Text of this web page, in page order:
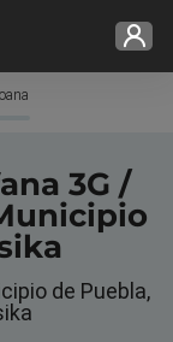
3G /
de Puebla,